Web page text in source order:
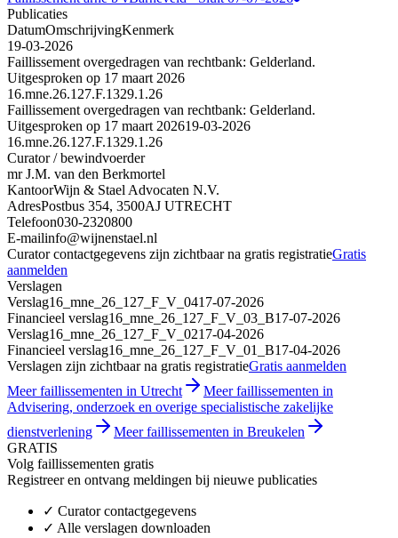
Publicaties
DatumOmschrijvingKenmerk
19-03-2026
Faillissement overgedragen van rechtbank: Gelderland.
Uitgesproken op 17 maart 2026
16.mne.26.127.F.1329.1.26
Faillissement overgedragen van rechtbank: Gelderland.
Uitgesproken op 17 maart 202619-03-2026
16.mne.26.127.F.1329.1.26
Curator / bewindvoerder
mr J.M. van den Berkmortel
KantoorWijn & Stael Advocaten N.V.
AdresPostbus 354, 3500AJ UTRECHT
Telefoon030-2320800
E-mailinfo@wijnenstael.nl
Curator contactgegevens zijn zichtbaar na gratis registratieGratis
aanmelden
Verslagen
Verslag16_mne_26_127_F_V_0417-07-2026
Financieel verslag16_mne_26_127_F_V_03_B17-07-2026
Verslag16_mne_26_127_F_V_0217-04-2026
Financieel verslag16_mne_26_127_F_V_01_B17-04-2026
Verslagen zijn zichtbaar na gratis registratieGratis aanmelden
Meer faillissementen in Utrecht
Meer faillissementen in
Advisering, onderzoek en overige specialistische zakelijke
dienstverlening
Meer faillissementen in Breukelen
GRATIS
Volg faillissementen gratis
Registreer en ontvang meldingen bij nieuwe publicaties
✓ Curator contactgegevens
✓ Alle verslagen downloaden